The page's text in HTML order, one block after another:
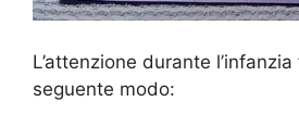
L’attenzione durante
seguente modo: